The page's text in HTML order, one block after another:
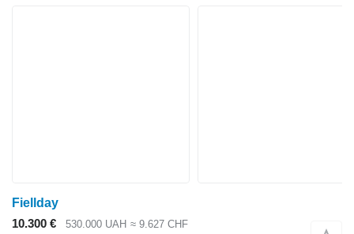
Fiellday
10.300 €
530.000 UAH ≈ 9.627 CHF